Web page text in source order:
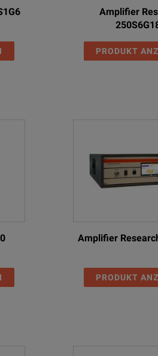
Amplifier
PRODUKT
Amplifier
PRODUKT